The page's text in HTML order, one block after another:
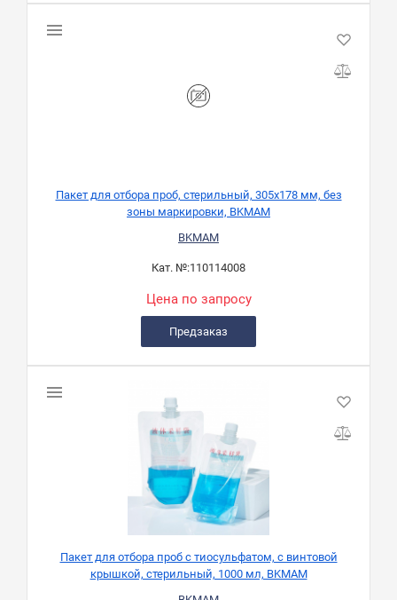
Пакет для отбора проб, стерильный, 305x178 мм, без
зоны маркировки, BKMAM
BKMAM
Кат. №:110114008
Цена по запросу
Предзаказ
Пакет для отбора проб с тиосульфатом, с винтовой
крышкой, стерильный, 1000 мл, BKMAM